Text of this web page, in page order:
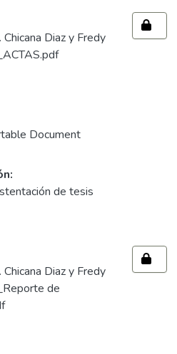
Diaz y Fredy
Document
de tesis
Diaz y Fredy
de